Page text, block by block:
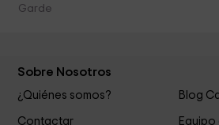
Garde
Sobre Nosotros
¿Quiénes somos? Blog
Contactar Equipo